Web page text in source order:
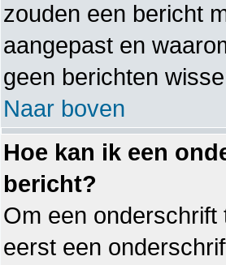
zouden een bericht
aangepast en
geen berichten
Naar boven
Hoe kan ik een
bericht?
Om een
eerst een